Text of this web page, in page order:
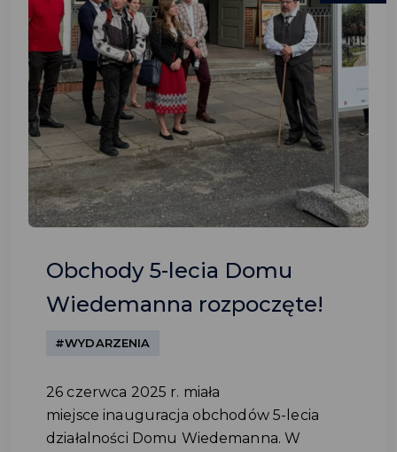
Obchody 5-lecia Domu
Wiedemanna rozpoczęte!
#WYDARZENIA
26 czerwca 2025 r. miała
miejsce inauguracja obchodów 5-lecia
działalności Domu Wiedemanna. W